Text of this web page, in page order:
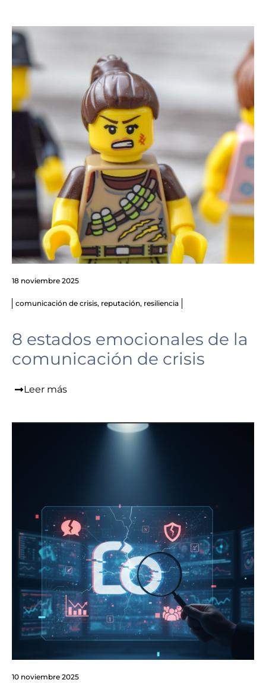
18 noviembre 2025
comunicación de crisis, reputación, resiliencia
8 estados emocionales de la
comunicación de crisis
Leer más
10 noviembre 2025